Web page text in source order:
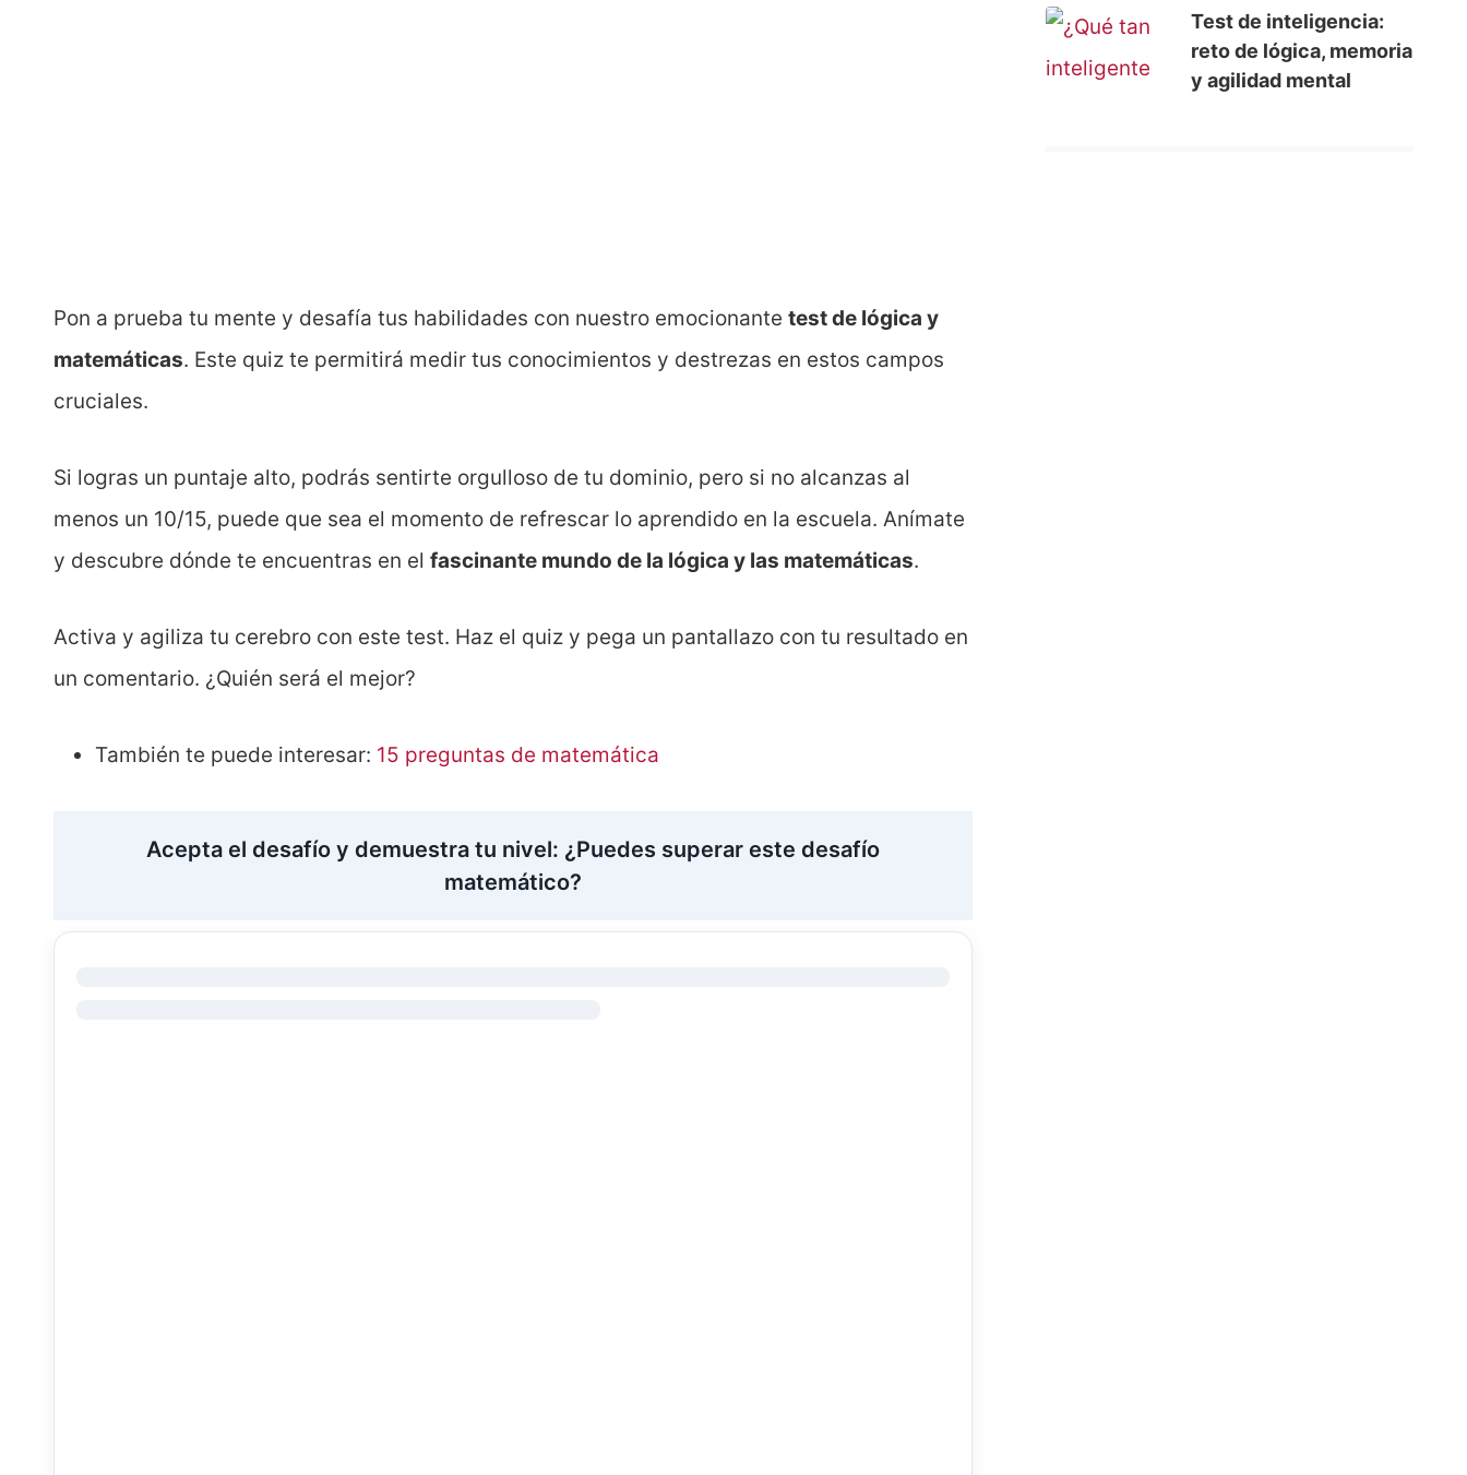
Pon a prueba tu mente y desafía tus habilidades con nuestro emocionantetest de lógica y
matemáticas. Este quiz te permitirá medir tus conocimientos y destrezas en estos campos
cruciales.
Si logras un puntaje alto, podrás sentirte orgulloso de tu dominio, pero si no alcanzas al
menos un 10/15, puede que sea el momento de refrescar lo aprendido en la escuela. Anímate
y descubre dónde te encuentras en elfascinante mundo de la lógica y las matemáticas.
Activa y agiliza tu cerebro con este test. Haz el quiz y pega un pantallazo con tu resultado en
un comentario. ¿Quién será el mejor?
También te puede interesar: 15 preguntas de matemática
Acepta el desafío y demuestra tu nivel: ¿Puedes superar este desafío
matemático?
Test de inteligencia:
reto de lógica, memoria
y agilidad mental